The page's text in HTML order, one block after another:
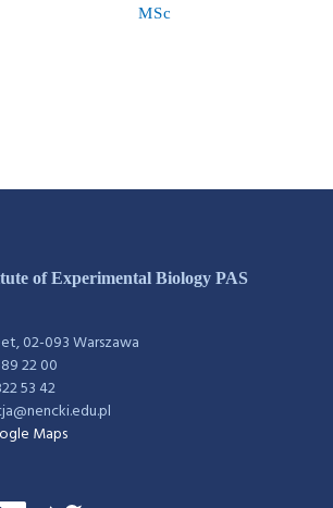
MSc
of Experimental Biology PAS
02-093 Warszawa
22 00
53 42
Maps